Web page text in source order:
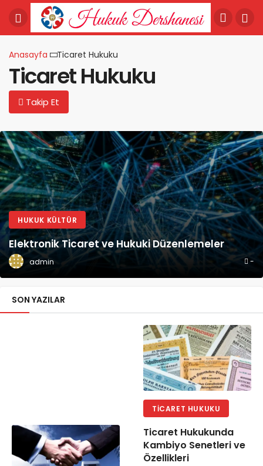
Anasayfa Ticaret Hukuku
Ticaret Hukuku
Takip Et
Düzenlemeler
FIKRI VE SINAI MÜLKIYET
Fikri Mülkiyet
Nasıl Korunur?
admin
SON YAZILAR
TICARET HUKUKU
Ticaret Hukukunda
Kambiyo Senetleri ve
Özellikleri